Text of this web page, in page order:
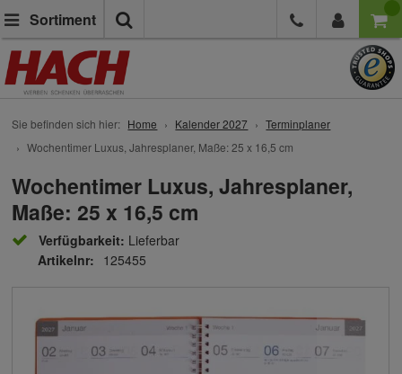
Sortiment
Sie befinden sich hier: Home Kalender 2027
Terminplaner
Wochentimer Luxus, Jahresplaner, Maße: 25 x 16,5 cm
Wochentimer Luxus, Jahresplaner,
Maße: 25 x 16,5 cm
Verfügbarkeit: Lieferbar
Artikelnr: 125455